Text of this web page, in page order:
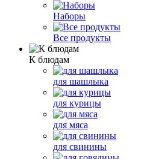
Наборы
Все продукты
К блюдам
для шашлыка
для курицы
для мяса
для свинины